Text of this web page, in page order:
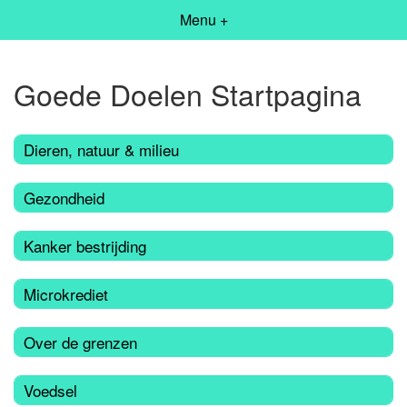
Menu +
Goede Doelen Startpagina
Dieren, natuur & milieu
Gezondheid
Kanker bestrijding
Microkrediet
Over de grenzen
Voedsel